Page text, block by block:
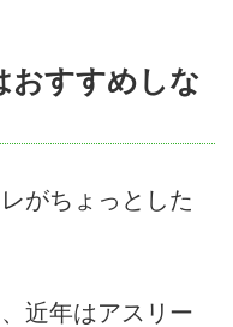
おすすめしな
がちょっとした
近年はアスリー